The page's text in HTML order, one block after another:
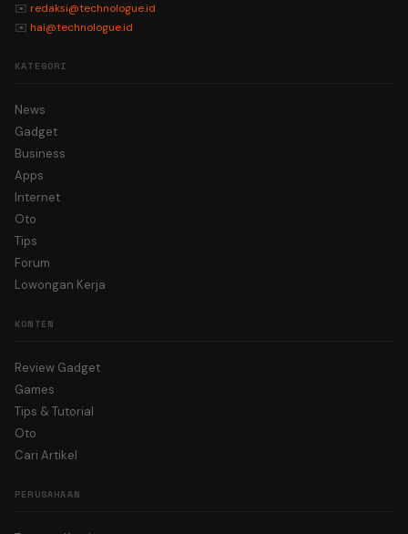
✉️ redaksi@technologue.id
✉️ hai@technologue.id
KATEGORI
News
Gadget
Business
Apps
Internet
Oto
Tips
Forum
Lowongan Kerja
KONTEN
Review Gadget
Games
Tips & Tutorial
Oto
Cari Artikel
PERUSAHAAN